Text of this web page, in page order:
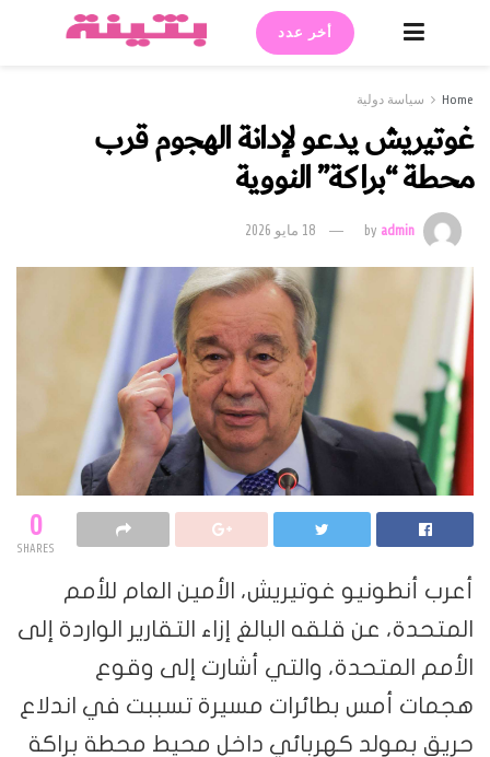
أخر عدد
Home سياسة دولية
غوتيريش يدعو لإدانة الهجوم قرب
محطة “براكة” النووية
byadmin 18 مايو 2026
0
SHARES
أعرب أنطونيو غوتيريش، الأمين العام للأمم
المتحدة، عن قلقه البالغ إزاء التقارير الواردة إلى
الأمم المتحدة، والتي أشارت إلى وقوع
هجمات أمس بطائرات مسيرة تسببت في اندلاع
حريق بمولد كهربائي داخل محيط محطة براكة